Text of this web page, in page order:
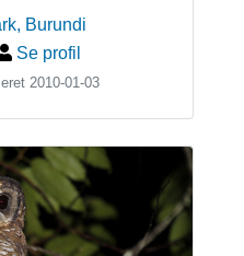
, Burundi
Se profil
2010-01-03